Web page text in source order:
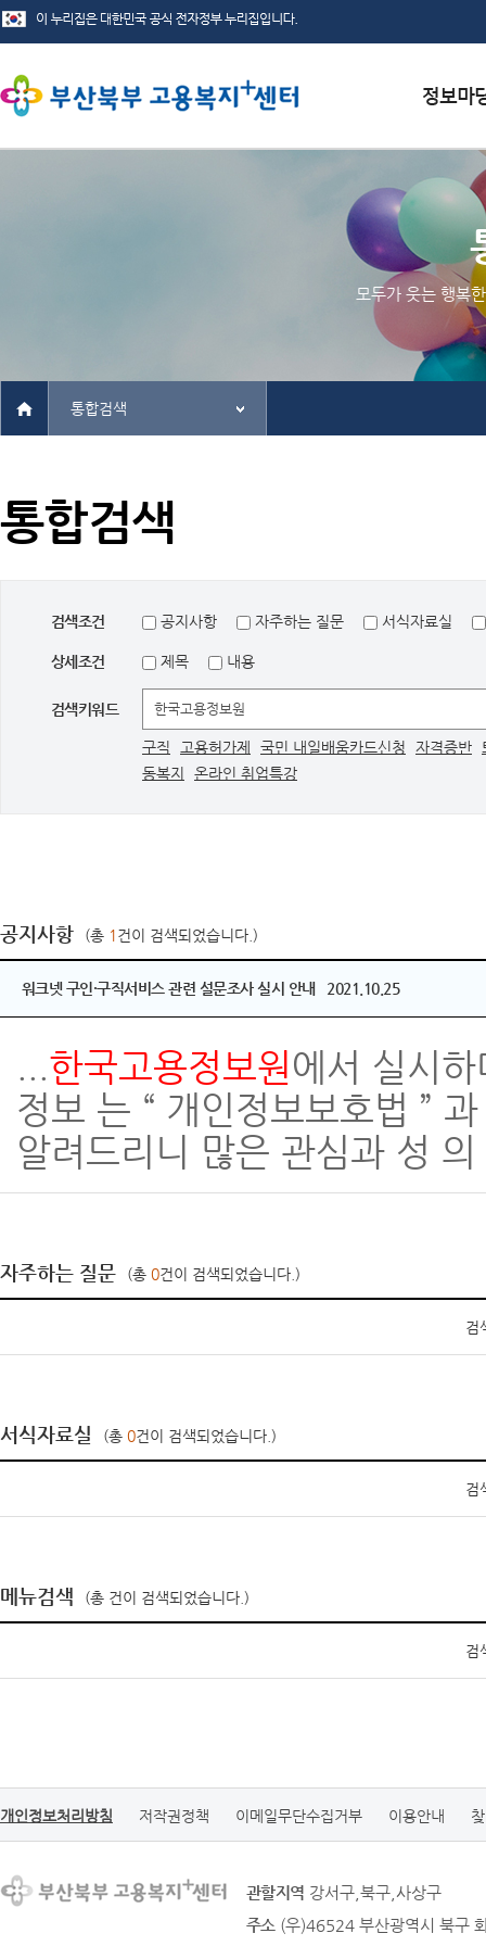
서식자료
채용정보
인재정보
관련사이
모두가 웃는 행복
통합검색
통합검색
검색조건 공지사항 자주하는 질문 서식자료실
상세조건 제목 내용
검색키워드
구직 고용허가제 국민 내일배움카드신청 자격증반
동복지
온라인 취업특강
공지사항 (총 1건이 검색되었습니다.)
워크넷 구인・구직서비스 관련 설문조사 실시 안내 2021.10.25
...한국고용정보원에서 실시
정보 는 “ 개인정보보호법 ”
알려드리니 많은 관심과 성
자주하는 질문 (총 0건이 검색되었습니다.)
검
서식자료실 (총 0건이 검색되었습니다.)
검
메뉴검색 (총 건이 검색되었습니다.)
검
개인정보처리방침 저작권정책 이메일무단수집거부 이용안내
관할지역 강서구,북구,사상구
주소 (우)46524 부산광역시 북구